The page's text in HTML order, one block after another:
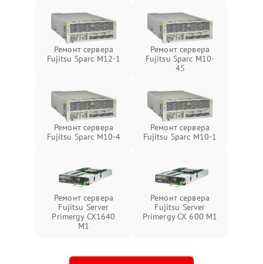
Ремонт сервера
Fujitsu Sparc M12-1
Ремонт сервера
Fujitsu Sparc M10-
4S
Ремонт сервера
Fujitsu Sparc M10-4
Ремонт сервера
Fujitsu Sparc M10-1
Ремонт сервера
Fujitsu Server
Primergy CX1640
M1
Ремонт сервера
Fujitsu Server
Primergy CX 600 M1